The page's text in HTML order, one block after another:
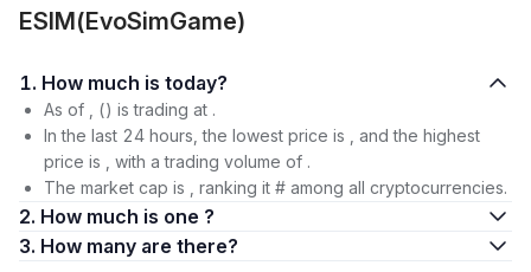
ESIM(EvoSimGame)
1. How much is today?
As of , () is trading at .
In the last 24 hours, the lowest price is , and the highest
price is , with a trading volume of .
The market cap is , ranking it # among all cryptocurrencies.
2. How much is one ?
3. How many are there?